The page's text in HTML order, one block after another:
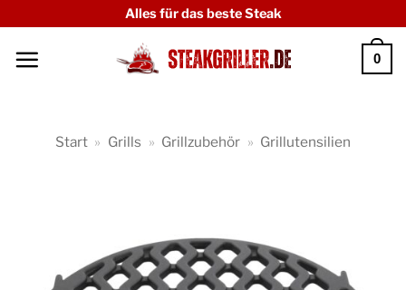
springen
Alles für das beste Steak
0
Start » Grills » Grillzubehör » Grillutensilien